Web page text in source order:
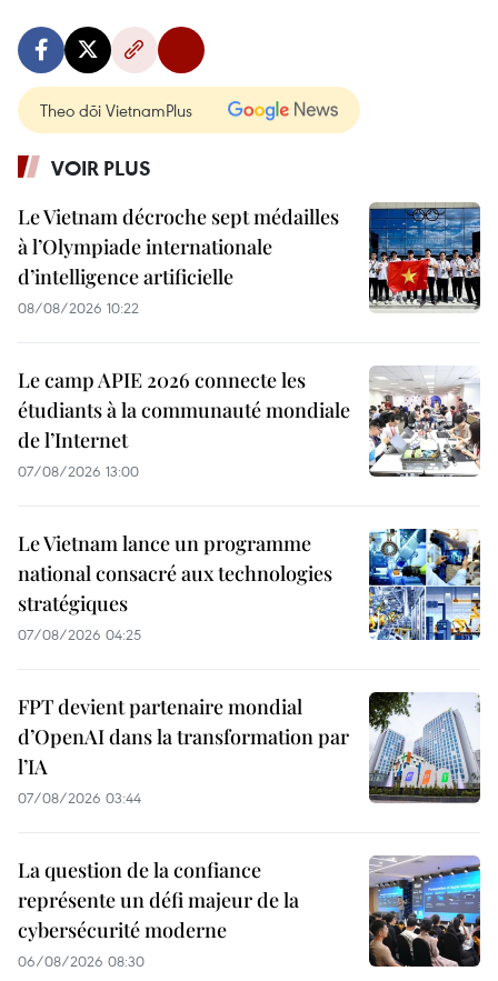
Theo dõi VietnamPlus
VOIR PLUS
Le Vietnam décroche sept médailles
à l’Olympiade internationale
d’intelligence artificielle
08/08/2026 10:22
Le camp APIE 2026 connecte les
étudiants à la communauté mondiale
de l’Internet
07/08/2026 13:00
Le Vietnam lance un programme
national consacré aux technologies
stratégiques
07/08/2026 04:25
FPT devient partenaire mondial
d’OpenAI dans la transformation par
l’IA
07/08/2026 03:44
La question de la confiance
représente un défi majeur de la
cybersécurité moderne
06/08/2026 08:30